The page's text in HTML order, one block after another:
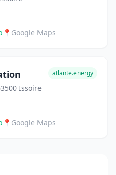
📍 Google Maps
Issoire
atlante.energy
📍 Google Maps